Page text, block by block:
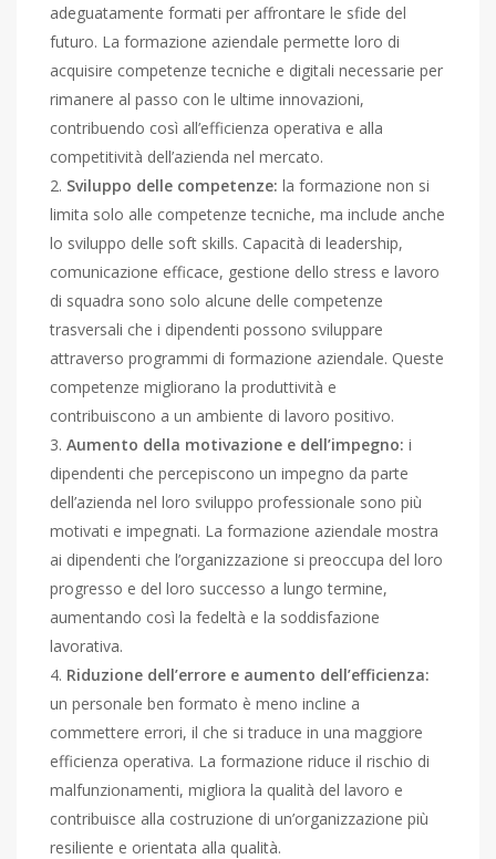
adeguatamente formati per affrontare le sfide del
futuro. La formazione aziendale permette loro di
acquisire competenze tecniche e digitali necessarie per
rimanere al passo con le ultime innovazioni,
contribuendo così all’efficienza operativa e alla
competitività dell’azienda nel mercato.
Sviluppo delle competenze: la formazione non si
limita solo alle competenze tecniche, ma include anche
lo sviluppo delle soft skills. Capacità di leadership,
comunicazione efficace, gestione dello stress e lavoro
di squadra sono solo alcune delle competenze
trasversali che i dipendenti possono sviluppare
attraverso programmi di formazione aziendale. Queste
competenze migliorano la produttività e
contribuiscono a un ambiente di lavoro positivo.
Aumento della motivazione e dell’impegno: i
dipendenti che percepiscono un impegno da parte
dell’azienda nel loro sviluppo professionale sono più
motivati e impegnati. La formazione aziendale mostra
ai dipendenti che l’organizzazione si preoccupa del loro
progresso e del loro successo a lungo termine,
aumentando così la fedeltà e la soddisfazione
lavorativa.
Riduzione dell’errore e aumento dell’efficienza:
un personale ben formato è meno incline a
commettere errori, il che si traduce in una maggiore
efficienza operativa. La formazione riduce il rischio di
malfunzionamenti, migliora la qualità del lavoro e
contribuisce alla costruzione di un’organizzazione più
resiliente e orientata alla qualità.